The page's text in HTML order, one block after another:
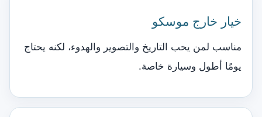
خيار خارج موسكو
مناسب لمن يحب التاريخ والتصوير والهدوء، لكنه يحتاج
يومًا أطول وسيارة خاصة.